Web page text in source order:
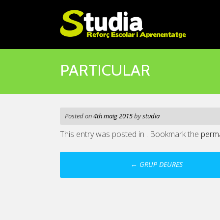
PARTICULAR
Posted on4th maig 2015bystudia
This entry was posted in . Bookmark the
Post
navigation
← GRUP DEURES